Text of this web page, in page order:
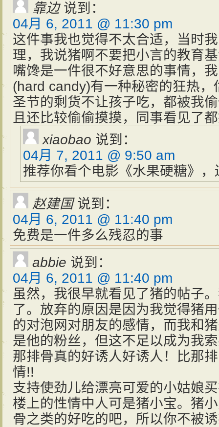
靠边 说到：
04月 6, 2011 @ 11:30 pm
这件事我也觉得不太合适，当时
理，我说猪啊不要把小言的教育
嘴馋是一件很不好意思的事情，
(hard candy)有一种秘密的狂热
圣节的剩货不让孩子吃，都被我
且还比较偷偷摸摸，同事看见了
xiaobao 说到：
04月 7, 2011 @ 9:50 am
推荐你看个电影《水果硬糖》
赵建国 说到：
04月 6, 2011 @ 11:40 pm
免费是一件多么残忍的事
abbie 说到：
04月 6, 2011 @ 11:40 pm
虽然，我很早就看见了猪的帖子
了。放弃的原因是因为我觉得猪
的对泡网对朋友的感情，而我和
是他的粉丝，但这不足以成为我
那排骨真的好诱人好诱人！比那
情!!
支持使劲儿给漂亮可爱的小姑娘
楼上的性情中人可是猪小宝。猪
骨之类的好吃的吧，所以你不被